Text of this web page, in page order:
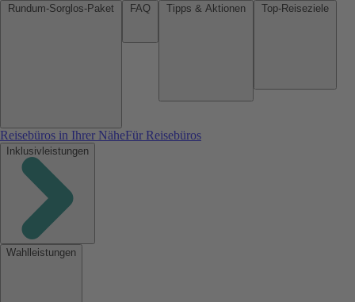
Reisebüros in Ihrer NäheFür Reisebüros
Inklusivleistungen
Wahlleistungen